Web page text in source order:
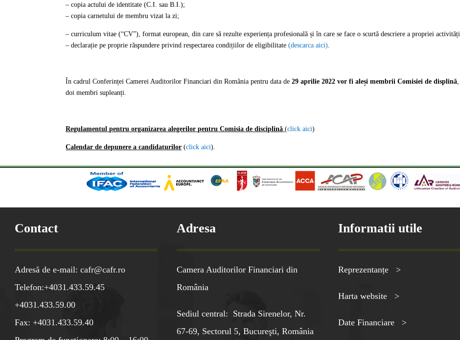
– copia actului de identitate (C.I. sau B.I.);
– copia carnetului de membru vizat la zi;
– curriculum vitae(“CV”), format european, din care să rezulte experiența profesională și în care se face o scurtă descriere a propriei activități
– declarație pe proprie răspundere privind respectarea condițiilor de eligibilitate (descarca aici)
În cadrul Conferinței Camerei Auditorilor Financiari din România pentru data de 29 aprilie 2022 vor fi aleși membrii Comisiei de displină
doi membri supleanți.
Regulamentul pentru organizarea alegerilor pentru Comisia de disciplină (click aici)
Calendar de depunere a candidaturilor (click aici).
Contact
Adresă de e-mail: cafr@cafr.ro
Telefon:+4031.433.59.45
+4031.433.59.00
Fax: +4031.433.59.40
Adresa
Camera Auditorilor Financiari din
România
Sediul central: Strada Sirenelor, Nr.
67-69, Sectorul 5, Bucureşti, România
Informatii utile
Reprezentanțe >
Harta website >
Date Financiare >